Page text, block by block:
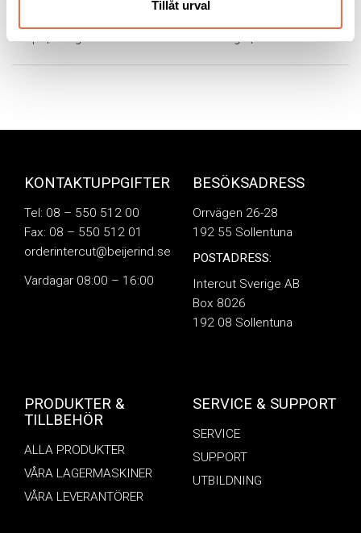
Tillåt urval
KONTAKTUPPGIFTER
Tel: 08 – 550 512 00
Fax: 08 – 550 512 01
orderintercut@beijerind.se
Vardagar 08:00 – 16:00
BESÖKSADRESS
Orrvägen 26-28
192 55 Sollentuna
POSTADRESS:
Intercut Sverige AB
Box 8026
192 08 Sollentuna
PRODUKTER &
TILLBEHÖR
ALLA PRODUKTER
VÅRA LAGERMASKINER
VÅRA LEVERANTÖRER
SERVICE & SUPPORT
SERVICE
SUPPORT
UTBILDNING